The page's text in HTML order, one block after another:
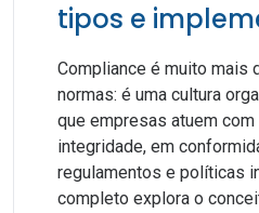
tipos e
Compliance é muito mais
normas: é uma cultura
que empresas atuem
integridade, em
regulamentos e políticas
completo explora o